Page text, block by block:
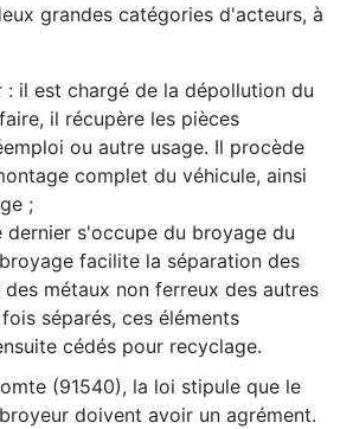
grandes catégories d'acteurs, à
: il est chargé de la dépollution du
il récupère les pièces
ou autre usage. Il procède
complet du véhicule, ainsi
;
dernier s'occupe du broyage du
facilite la séparation des
métaux non ferreux des autres
séparés, ces éléments
cédés pour recyclage.
(91540), la loi stipule que le
doivent avoir un agrément.